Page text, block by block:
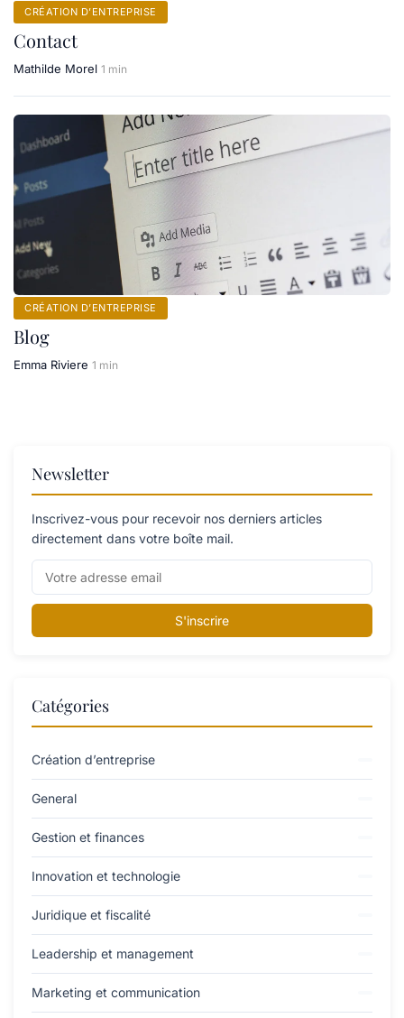
CRÉATION D’ENTREPRISE
Contact
Mathilde Morel 1 min
CRÉATION D’ENTREPRISE
Blog
Emma Riviere 1 min
Newsletter
Inscrivez-vous pour recevoir nos derniers articles
directement dans votre boîte mail.
S'inscrire
Catégories
Création d’entreprise
General
Gestion et finances
Innovation et technologie
Juridique et fiscalité
Leadership et management
Marketing et communication